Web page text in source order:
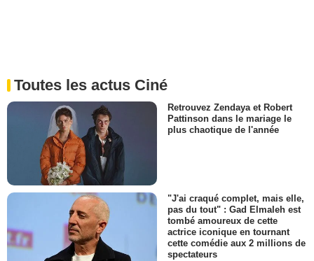
Toutes les actus Ciné
Retrouvez Zendaya et Robert
Pattinson dans le mariage le
plus chaotique de l'année
"J'ai craqué complet, mais elle,
pas du tout" : Gad Elmaleh est
tombé amoureux de cette
actrice iconique en tournant
cette comédie aux 2 millions de
spectateurs